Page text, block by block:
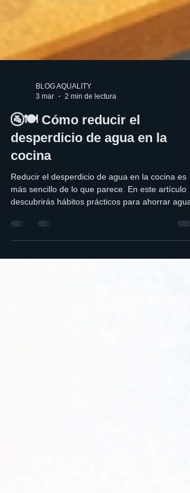
BLOG AQUALITY
3 mar
2 min de lectura
🚰🍽️ Cómo reducir el
desperdicio de agua en la
cocina
Reducir el desperdicio de agua en la cocina es
descubrirás hábitos prácticos para ahorrar agua
lavar, cocinar y limpiar, además de soluciones